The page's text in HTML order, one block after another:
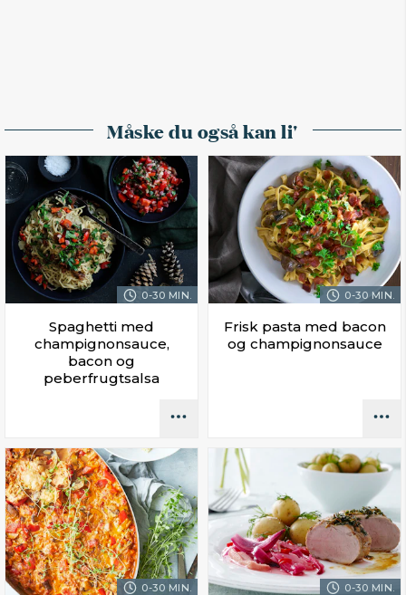
Måske du også kan li'
0-30 MIN.
Spaghetti med
champignonsauce,
bacon og
peberfrugtsalsa
0-30 MIN.
Frisk pasta med bacon
og champignonsauce
0-30 MIN. 0-30 MIN.